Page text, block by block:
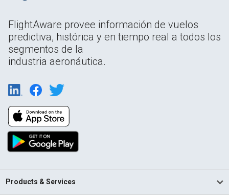
FlightAware provee información de vuelos
predictiva, histórica y en tiempo real a todos los
segmentos de la
industria aeronáutica.
Products & Services